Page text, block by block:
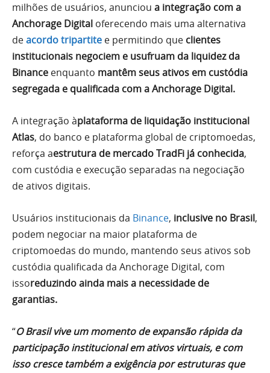
milhões de usuários, anunciou a integração com a
Anchorage Digital oferecendo mais uma alternativa
deacordo tripartite e permitindo que clientes
institucionais negociem e usufruam da liquidez da
Binance enquanto mantêm seus ativos em custódia
segregada e qualificada com a Anchorage Digital.
A integração àplataforma de liquidação institucional
Atlas, do banco e plataforma global de criptomoedas,
reforça aestrutura de mercado TradFi já conhecida,
com custódia e execução separadas na negociação
de ativos digitais.
Usuários institucionais da Binance, inclusive no Brasil,
podem negociar na maior plataforma de
criptomoedas do mundo, mantendo seus ativos sob
custódia qualificada da Anchorage Digital, com
issoreduzindo ainda mais a necessidade de
garantias.
“O Brasil vive um momento de expansão rápida da
participação institucional em ativos virtuais, e com
isso cresce também a exigência por estruturas que